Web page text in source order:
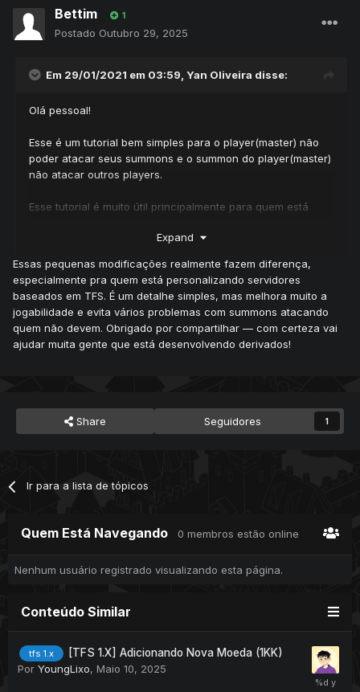
Bettim 1
Postado Outubro 29, 2025
Em 29/01/2021 em 03:59, Yan Oliveira disse:
Olá pessoal!
Esse é um tutorial bem simples para o player(master) não
poder atacar seus summons e o summon do player(master)
não atacar outros players.
Esse tutorial é muito útil principalmente para quem está
Vamos ao tutorial!!!
Siga os passos à seguir:
Combat::canTargetCreature(Player* attacker
Creature* target)
if (target->isSummon
())
return
NÃO PODE ATACAR OUTRO JOGADOR //
if (attacker -> isSummon
Expand
Essas pequenas modificações realmente fazem diferença,
especialmente pra quem está personalizando servidores
baseados em TFS. É um detalhe simples, mas melhora muito a
jogabilidade e evita vários problemas com summons atacando
quem não devem. Obrigado por compartilhar — com certeza vai
ajudar muita gente que está desenvolvendo derivados!
Share Seguidores 1
Ir para a lista de tópicos
Quem Está Navegando 0 membros estão online
Nenhum usuário registrado visualizando esta página.
Conteúdo Similar
tfs 1.x
[TFS 1.X] Adicionando Nova Moeda (1KK)
Por YoungLixo, Maio 10, 2025